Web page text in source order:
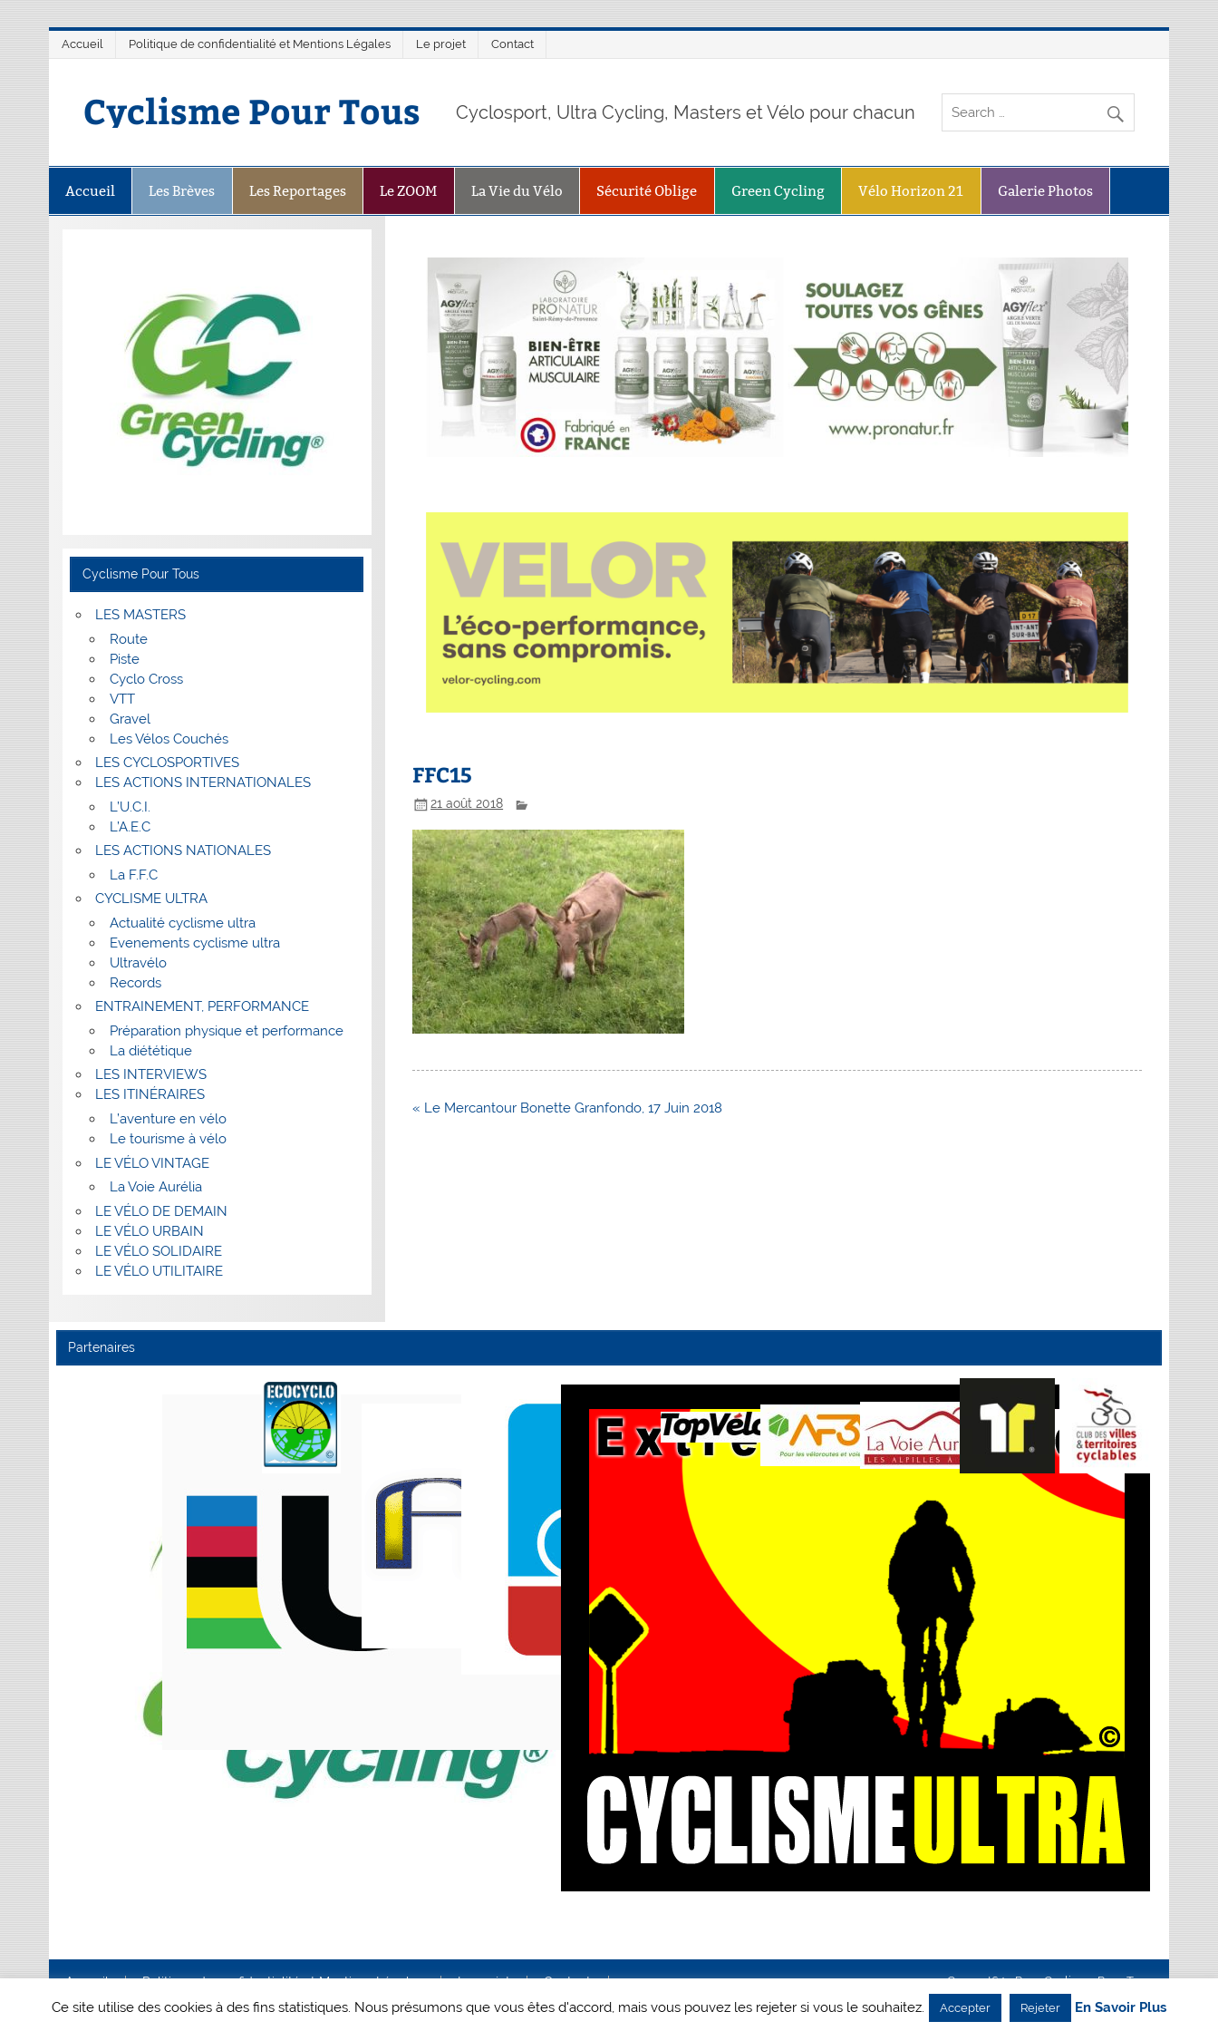
Accueil Politique de confidentialité et Mentions Légales Le projet Contact
Cyclisme Pour Tous Cyclosport, Ultra Cycling, Masters et Vélo pour chacun
Accueil Les Brèves Les Reportages Le ZOOM La Vie du Vélo Sécurité Oblige Green Cycling Vélo Horizon 21 Galerie Photos
FFC15
21 août 2018
Navigation
« Le Mercantour Bonette Granfondo, 17 Juin 2018
Cyclisme Pour Tous
LES MASTERS
Route
Piste
Cyclo Cross
VTT
Gravel
Les Vélos Couchés
LES CYCLOSPORTIVES
LES ACTIONS INTERNATIONALES
L’U.C.I.
L’A.E.C
LES ACTIONS NATIONALES
La F.F.C
CYCLISME ULTRA
Actualité cyclisme ultra
Evenements cyclisme ultra
Ultravélo
Records
ENTRAINEMENT, PERFORMANCE
Préparation physique et performance
La diététique
LES INTERVIEWS
LES ITINÉRAIRES
L’aventure en vélo
Le tourisme à vélo
LE VÉLO VINTAGE
La Voie Aurélia
LE VÉLO DE DEMAIN
LE VÉLO URBAIN
LE VÉLO SOLIDAIRE
LE VÉLO UTILITAIRE
Partenaires
Accueil Politique de confidentialité et Mentions Légales Le projet Contact Creanet64- Pour Cyclisme Pour Tous
Ce site utilise des cookies à des fins statistiques. Nous présumons que vous êtes d'accord, mais vous pouvez les rejeter si vous le souhaitez. Accepter Rejeter En Savoir Plus